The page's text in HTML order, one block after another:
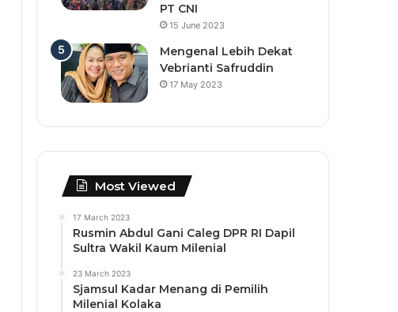
PT CNI
15 June 2023
Mengenal Lebih Dekat
Vebrianti Safruddin
17 May 2023
Most Viewed
17 March 2023
Rusmin Abdul Gani Caleg DPR RI Dapil
Sultra Wakil Kaum Milenial
23 March 2023
Sjamsul Kadar Menang di Pemilih
Milenial Kolaka